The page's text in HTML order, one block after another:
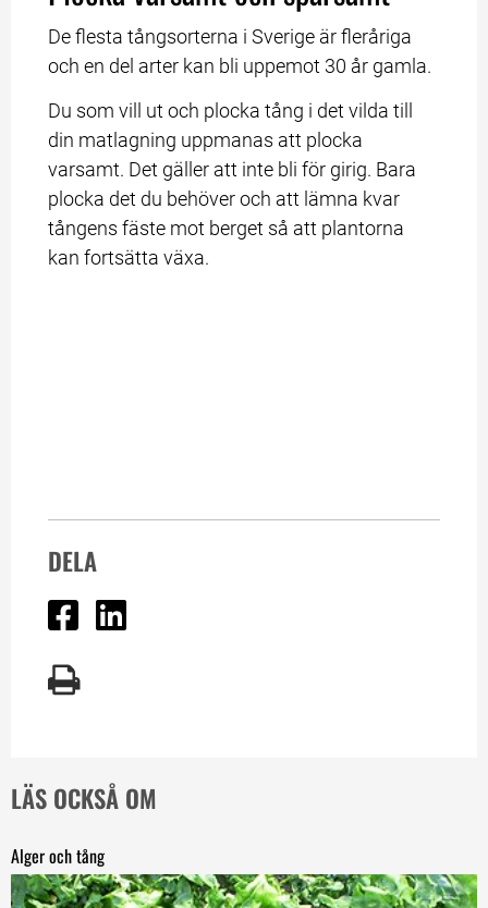
De flesta tångsorterna i Sverige är fleråriga
och en del arter kan bli uppemot 30 år gamla.
Du som vill ut och plocka tång i det vilda till
din matlagning uppmanas att plocka
varsamt. Det gäller att inte bli för girig. Bara
plocka det du behöver och att lämna kvar
tångens fäste mot berget så att plantorna
kan fortsätta växa.
DELA
Dela på Facebook
LÄS OCKSÅ OM
Alger och tång